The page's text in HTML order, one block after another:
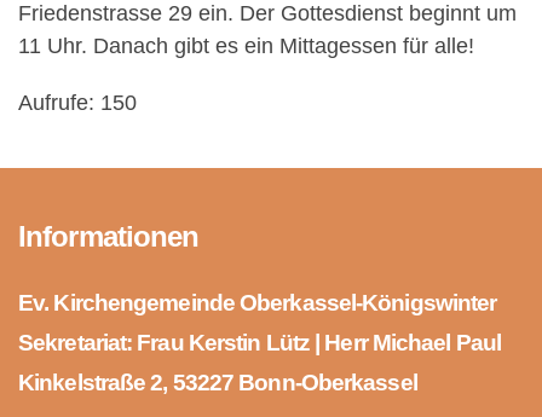
Friedenstrasse 29 ein. Der Gottesdienst beginnt um
11 Uhr. Danach gibt es ein Mittagessen für alle!
Aufrufe: 150
Informationen
Ev. Kirchengemeinde Oberkassel-Königswinter
Sekretariat: Frau Kerstin Lütz | Herr Michael Paul
Kinkelstraße 2, 53227 Bonn-Oberkassel